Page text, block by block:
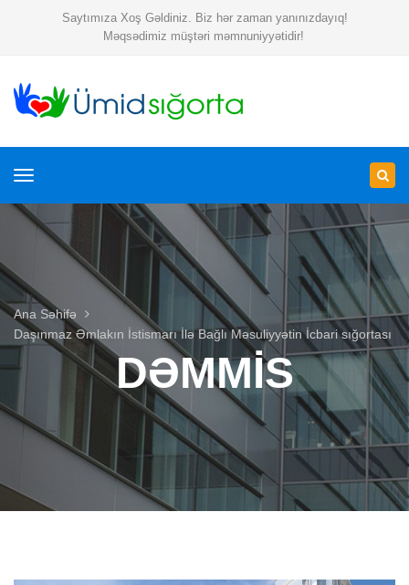
Saytımıza Xoş Gəldiniz. Biz hər zaman yanınızdayıq!
Məqsədimiz müştəri məmnuniyyətidir!
Toggle
Ana Səhifə
Daşınmaz Əmlakın İstismarı İlə Bağlı Məsuliyyətin İcbari sığortası
DƏMMİS